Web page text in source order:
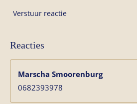
Verstuur reactie
Reacties
Marscha Smoorenburg
0682393978